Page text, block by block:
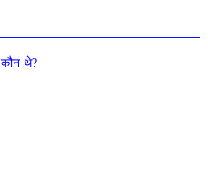
कौन थे?